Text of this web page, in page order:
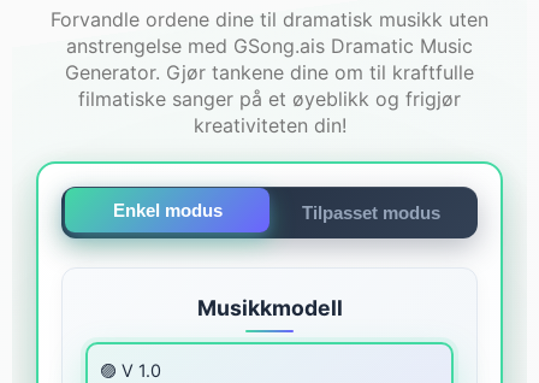
Forvandle ordene dine til dramatisk musikk uten
anstrengelse med GSong.ais Dramatic Music
Generator. Gjør tankene dine om til kraftfulle
filmatiske sanger på et øyeblikk og frigjør
kreativiteten din!
Enkel modus Tilpasset modus
Musikkmodell
🟣 V 1.0